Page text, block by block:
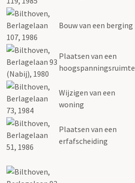
Bouw van een berging
Plaatsen van een
hoogspanningsruimte
Wijzigen van een
woning
Plaatsen van een
erfafscheiding